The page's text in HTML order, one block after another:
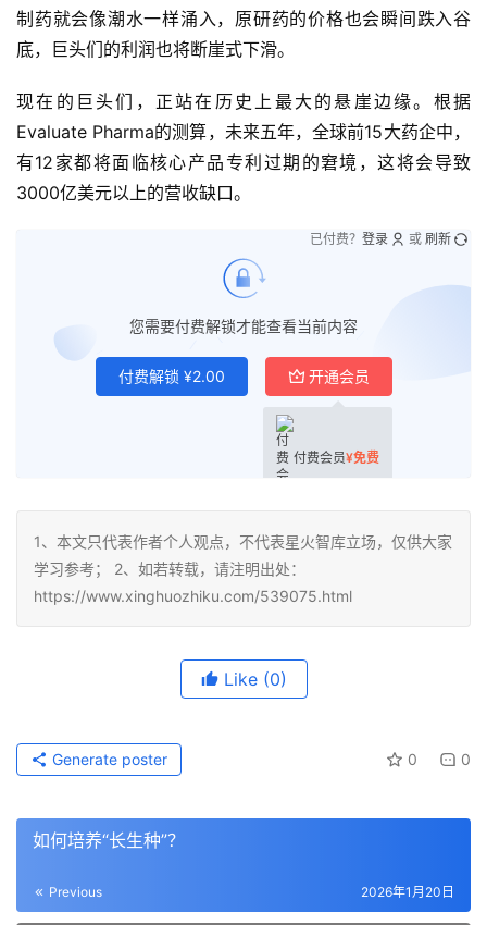
制药就会像潮水一样涌入，原研药的价格也会瞬间跌入谷
底，巨头们的利润也将断崖式下滑。
现在的巨头们，正站在历史上最大的悬崖边缘。根据
Evaluate Pharma的测算，未来五年，全球前15大药企中，
有12家都将面临核心产品专利过期的窘境，这将会导致
3000亿美元以上的营收缺口。
您需要付费解锁才能查看当前内容
付费解锁 ¥2.00 开通会员
付费会员¥免费
已付费？ 登录 或 刷新
1、本文只代表作者个人观点，不代表星火智库立场，仅供大家
学习参考； 2、如若转载，请注明出处：
https://www.xinghuozhiku.com/539075.html
Like (0)
0 0
Generate poster
如何培养“长生种”？
Previous 2026年1月20日